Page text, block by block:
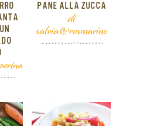
PANE ALLA ZUCCA
di
salvia&rosmarino